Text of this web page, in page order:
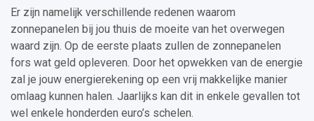
Er zijn namelijk verschillende redenen waarom
zonnepanelen bij jou thuis de moeite van het overwegen
waard zijn. Op de eerste plaats zullen de zonnepanelen
fors wat geld opleveren. Door het opwekken van de energie
zal je jouw energierekening op een vrij makkelijke manier
omlaag kunnen halen. Jaarlijks kan dit in enkele gevallen tot
wel enkele honderden euro’s schelen.